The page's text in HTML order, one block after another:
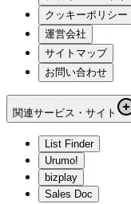
クッキーポリシー
運営会社
サイトマップ
お問い合わせ
関連サービス・サイト
List Finder
Urumo!
bizplay
Sales Doc